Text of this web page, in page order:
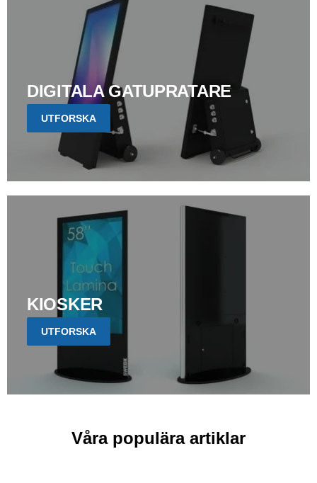
DIGITALA GATUPRATARE
UTFORSKA
KIOSKER
UTFORSKA
Våra populära artiklar